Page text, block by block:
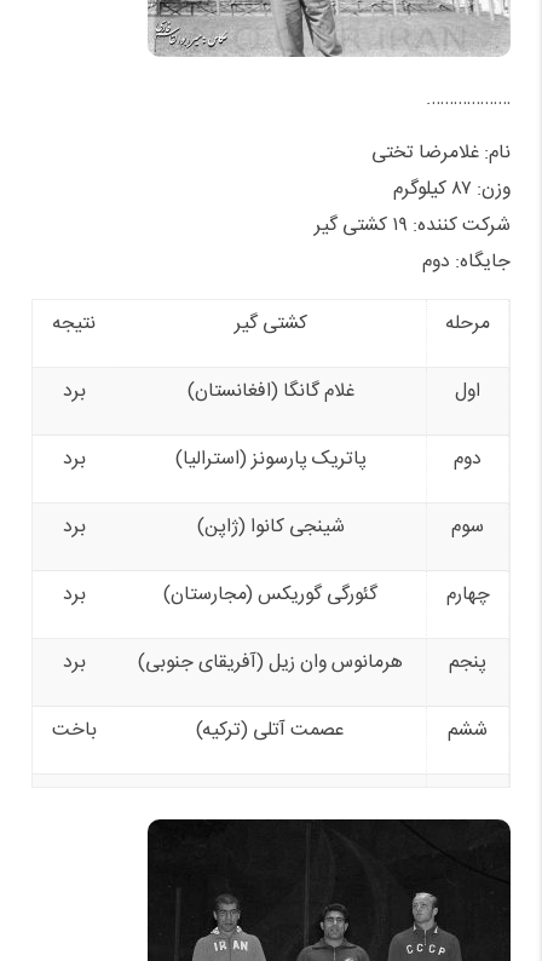
……………….
نام: غلامرضا تختی
وزن: ۸۷ کیلوگرم
شرکت کننده: ۱۹ کشتی گیر
جایگاه: دوم
مرحله
کشتی گیر نتیجه
اول غلام گانگا (افغانستان) برد
دوم پاتریک پارسونز (استرالیا) برد
سوم شینجی کانوا (ژاپن) برد
چهارم گئورگی گوریکس (مجارستان) برد
پنجم هرمانوس وان زیل (آفریقای جنوبی) برد
ششم عصمت آتلی (ترکیه) باخت